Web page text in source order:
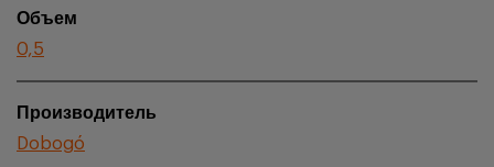
Объем
0,5
Производитель
Dobogó